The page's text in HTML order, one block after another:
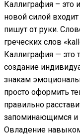
Каллиграфия – это
новой силой
пишут от руки.
греческих слов
Каллиграфия — это
создание
знакам
просто оформить
правильно
запоминающимся и
Овладение